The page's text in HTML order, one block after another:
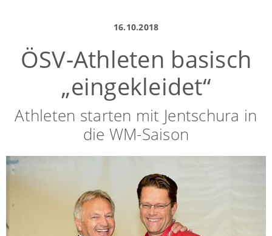
16.10.2018
ÖSV-Athleten basisch
„eingekleidet“
Athleten starten mit Jentschura in
die WM-Saison